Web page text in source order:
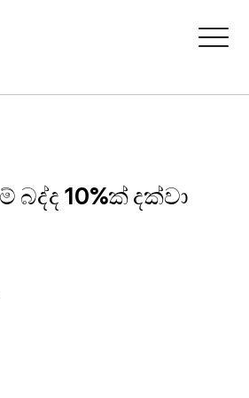
බද්ද 10%ක් දක්වා